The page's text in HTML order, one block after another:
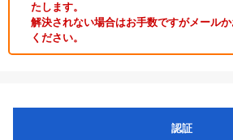
たします。
解決されない場合はお手数ですがメール
ください。
認証